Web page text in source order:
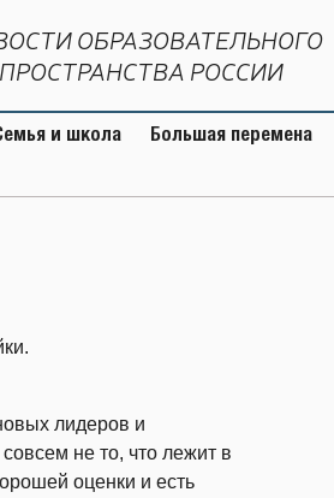
ОБРАЗОВАТЕЛЬНОГО
ПРОСТРАНСТВА РОССИИ
и школа Большая перемена
лидеров и
не то, что лежит в
оценки и есть